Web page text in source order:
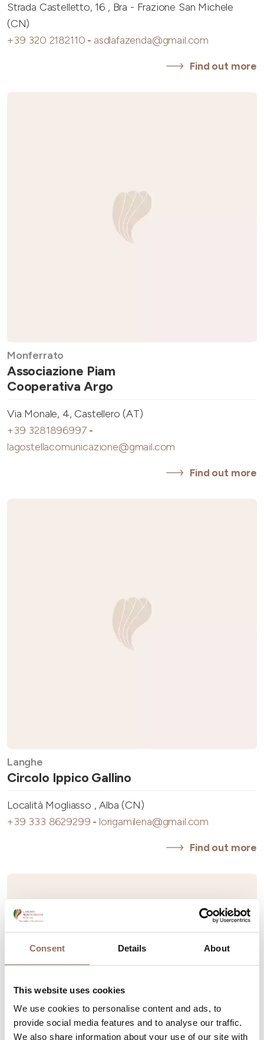
Consent Details About
This website uses cookies
We use cookies to personalise content and ads, to
provide social media features and to analyse our traffic.
We also share information about your use of our site with
Strada Castelletto, 16 , Bra - Frazione San Michele
(CN)
+39 320 2182110 - asdlafazenda@gmail.com
Find out more
Monferrato
Associazione Piam
Cooperativa Argo
Via Monale, 4, Castellero (AT)
+39 3281896997 -
lagostellacomunicazione@gmail.com
Find out more
Langhe
Circolo Ippico Gallino
Località Mogliasso , Alba (CN)
+39 333 8629299 - lorigamilena@gmail.com
Find out more